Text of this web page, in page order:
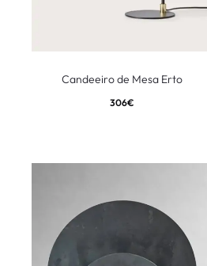
Candeeiro de Mesa Erto
306€